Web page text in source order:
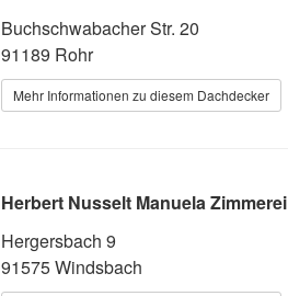
Buchschwabacher Str. 20
91189 Rohr
Mehr Informationen zu diesem Dachdecker
Herbert Nusselt Manuela Zimmerei
Hergersbach 9
91575 Windsbach